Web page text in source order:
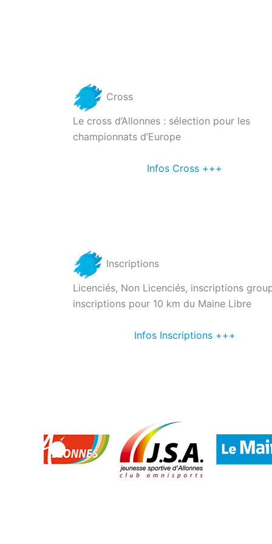
Cross
Le cross d’Allonnes : sélection pour les
championnats d’Europe
Infos Cross +++
Inscriptions
Licenciés, Non Licenciés, inscriptions
inscriptions pour 10 km du Maine Libre
Infos Inscriptions +++